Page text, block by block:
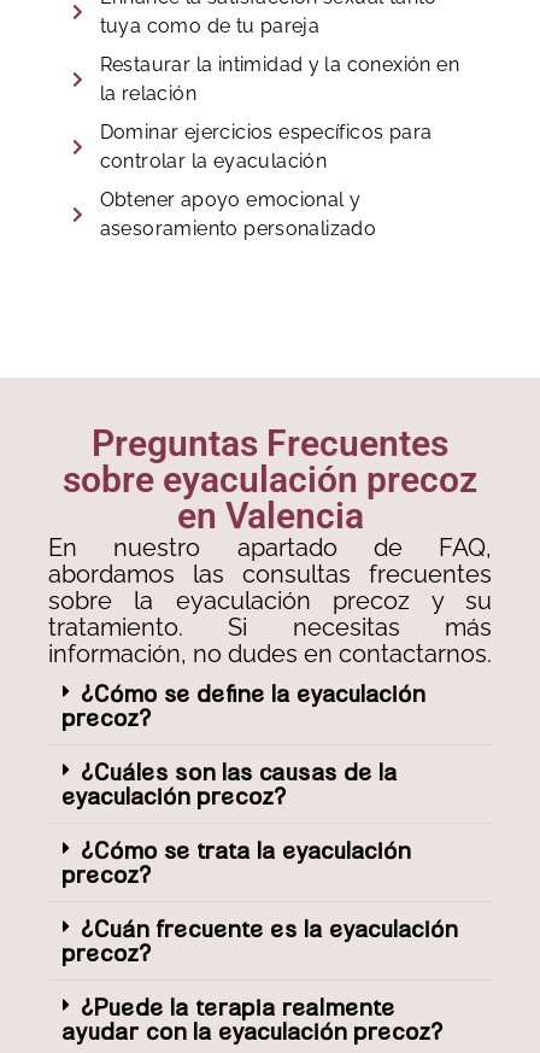
tuya como de tu pareja
Restaurar la intimidad y la conexión en
la relación
Dominar ejercicios específicos para
controlar la eyaculación
Obtener apoyo emocional y
asesoramiento personalizado
Preguntas Frecuentes
sobre eyaculación precoz
en Valencia
En nuestro apartado de FAQ,
abordamos las consultas frecuentes
sobre la eyaculación precoz y su
tratamiento. Si necesitas más
información, no dudes en contactarnos.
¿Cómo se define la eyaculación
precoz?
¿Cuáles son las causas de la
eyaculación precoz?
¿Cómo se trata la eyaculación
precoz?
¿Cuán frecuente es la eyaculación
precoz?
¿Puede la terapia realmente
ayudar con la eyaculación precoz?